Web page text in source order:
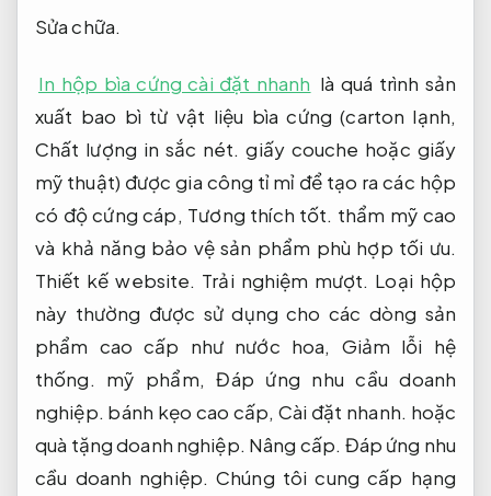
Sửa chữa.
In hộp bìa cứng cài đặt nhanh là quá trình sản
xuất bao bì từ vật liệu bìa cứng (carton lạnh,
Chất lượng in sắc nét. giấy couche hoặc giấy
mỹ thuật) được gia công tỉ mỉ để tạo ra các hộp
có độ cứng cáp, Tương thích tốt. thẩm mỹ cao
và khả năng bảo vệ sản phẩm phù hợp tối ưu.
Thiết kế website. Trải nghiệm mượt. Loại hộp
này thường được sử dụng cho các dòng sản
phẩm cao cấp như nước hoa, Giảm lỗi hệ
thống. mỹ phẩm,Đáp ứng nhu cầu doanh
nghiệp. bánh kẹo cao cấp,Cài đặt nhanh. hoặc
quà tặng doanh nghiệp. Nâng cấp. Đáp ứng nhu
cầu doanh nghiệp. Chúng tôi cung cấp hạng